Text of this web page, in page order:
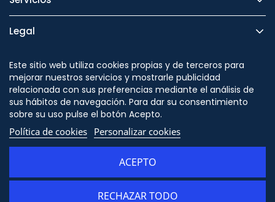
Legal
Seguridad
Este sitio web utiliza cookies propias y de terceros para
mejorar nuestros servicios y mostrarle publicidad
relacionada con sus preferencias mediante el análisis de
sus hábitos de navegación. Para dar su consentimiento
sobre su uso pulse el botón Acepto.
Política de cookies Personalizar cookies
RECHAZAR TODO
ACEPTO
Síguenos en